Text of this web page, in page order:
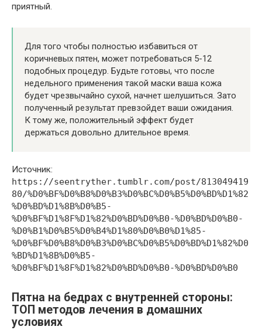
приятный.
Для того чтобы полностью избавиться от
коричневых пятен, может потребоваться 5-12
подобных процедур. Будьте готовы, что после
недельного применения такой маски ваша кожа
будет чрезвычайно сухой, начнет шелушиться. Зато
полученный результат превзойдет ваши ожидания.
К тому же, положительный эффект будет
держаться довольно длительное время.
Источник:
https://seentryther.tumblr.com/post/813049419
80/%D0%BF%D0%B8%D0%B3%D0%BC%D0%B5%D0%BD%D1%82
%D0%BD%D1%8B%D0%B5-
%D0%BF%D1%8F%D1%82%D0%BD%D0%B0-%D0%BD%D0%B0-
%D0%B1%D0%B5%D0%B4%D1%80%D0%B0%D1%85-
%D0%BF%D0%B8%D0%B3%D0%BC%D0%B5%D0%BD%D1%82%D0
%BD%D1%8B%D0%B5-
%D0%BF%D1%8F%D1%82%D0%BD%D0%B0-%D0%BD%D0%B0
Пятна на бедрах с внутренней стороны:
ТОП методов лечения в домашних
условиях